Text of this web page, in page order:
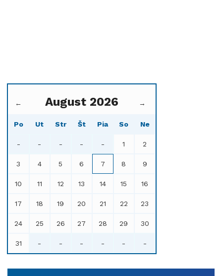
← August 2026 →
Po Ut Str Št Pia So Ne
- - - - - 1 2
3 4 5 6 7 8 9
10 11 12 13 14 15 16
17 18 19 20 21 22 23
24 25 26 27 28 29 30
31 - - - - - -